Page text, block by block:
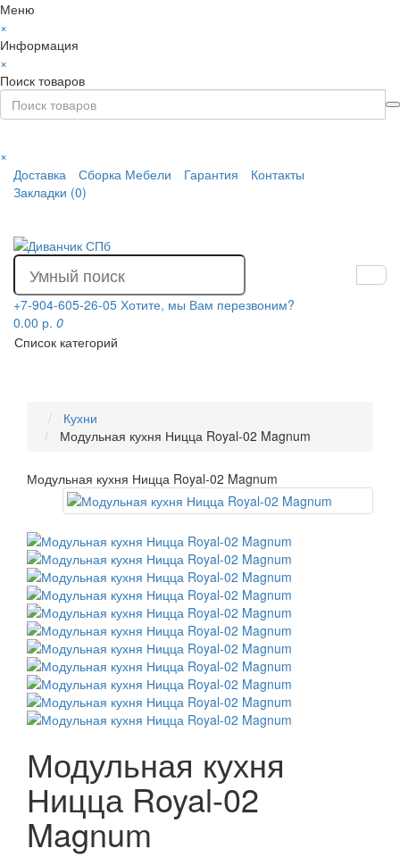
Меню
×
Информация
×
Поиск товаров
×
Доставка
Сборка Мебели Гарантия
Контакты
Закладки (0)
+7-904-605-26-05 Хотите, мы Вам перезвоним?
0.00 р. 0
Список категорий
Кухни
Модульная кухня Ницца Royal-02 Magnum
Модульная кухня Ницца Royal-02 Magnum
Модульная кухня
Ницца Royal-02
Magnum